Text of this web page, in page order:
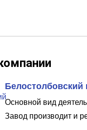
Основной вид
Завод производит и